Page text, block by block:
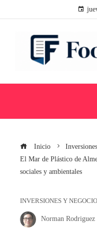
Inicio
El Mar de Plástico de
sociales y ambientales
INVERSIONES Y
Norman Rodriguez